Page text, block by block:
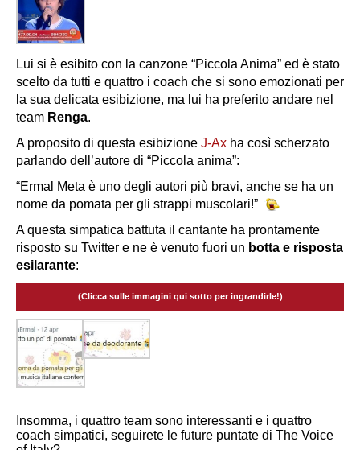
Lui si è esibito con la canzone “Piccola Anima” ed è stato
scelto da tutti e quattro i coach che si sono emozionati per
la sua delicata esibizione, ma lui ha preferito andare nel
team Renga.
A proposito di questa esibizione J-Ax ha così scherzato
parlando dell’autore di “Piccola anima”:
“Ermal Meta è uno degli autori più bravi, anche se ha un
nome da pomata per gli strappi muscolari!”
A questa simpatica battuta il cantante ha prontamente
risposto su Twitter e ne è venuto fuori un botta e risposta
esilarante:
(Clicca sulle immagini qui sotto per ingrandirle!)
Insomma, i quattro team sono interessanti e i quattro
coach simpatici, seguirete le future puntate di The Voice